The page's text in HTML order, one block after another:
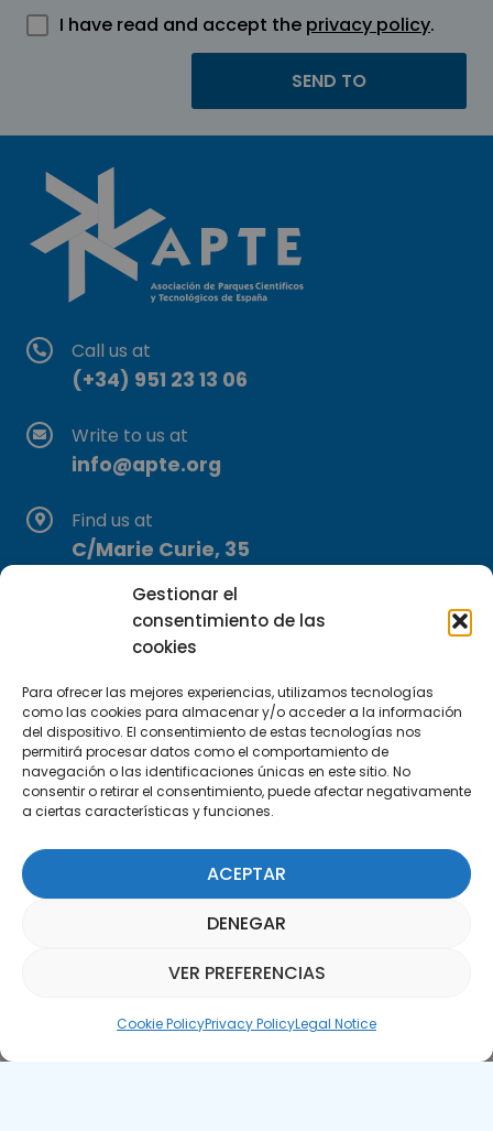
Gestionar el
consentimiento de las
cookies
Para ofrecer las mejores experiencias, utilizamos tecnologías
como las cookies para almacenar y/o acceder a la información
del dispositivo. El consentimiento de estas tecnologías nos
permitirá procesar datos como el comportamiento de
navegación o las identificaciones únicas en este sitio. No
consentir o retirar el consentimiento, puede afectar negativamente
a ciertas características y funciones.
ACEPTAR
DENEGAR
VER PREFERENCIAS
Cookie PolicyPrivacy PolicyLegal Notice
I have read and accept the privacy policy.
Call us at
(+34) 951 23 13 06
Write to us at
info@apte.org
Find us at
C/Marie Curie, 35
29590 Campanillas, Málaga
Subscribe to our Newsletter
SUBSCRIBE HERE